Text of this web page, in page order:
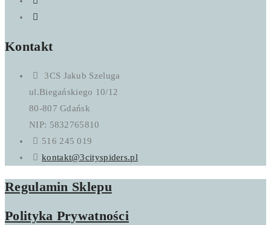
Kontakt
3CS Jakub Szeluga
ul.Biegańskiego 10/12
80-807 Gdańsk
NIP: 5832765810
516 245 019
kontakt@3cityspiders.pl
Regulamin Sklepu
Polityka Prywatności